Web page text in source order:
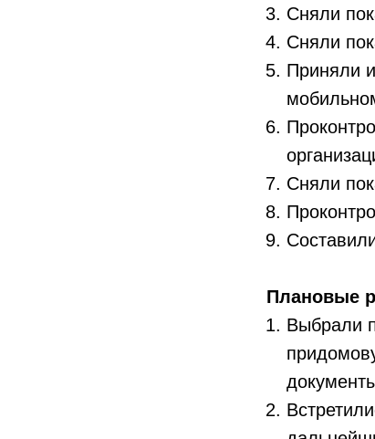
Сняли
Сняли
Приняли
Сняли
Плановые
Выбрали